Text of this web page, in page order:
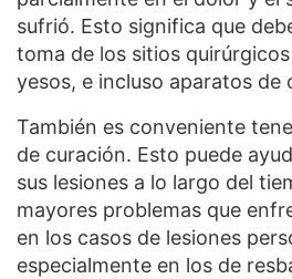
sufrió. Esto significa que
toma de los sitios
yesos, e incluso aparatos de
También es conveniente
de curación. Esto puede
sus lesiones a lo largo del
mayores problemas que
en los casos de lesiones
especialmente en los de